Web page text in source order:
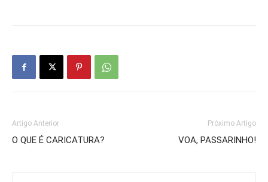
Artigo Anterior
O QUE É CARICATURA?
Próximo Artigo
VOA, PASSARINHO!